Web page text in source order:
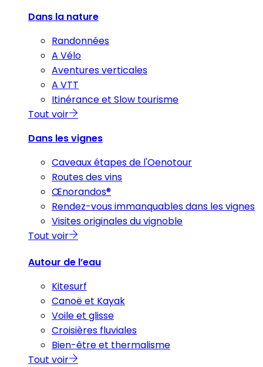
Dans la nature
Randonnées
A Vélo
Aventures verticales
A VTT
Itinérance et Slow tourisme
Tout voir
Dans les vignes
Caveaux étapes de l'Oenotour
Routes des vins
Œnorandos®
Rendez-vous immanquables dans les vignes
Visites originales du vignoble
Tout voir
Autour de l’eau
Kitesurf
Canoë et Kayak
Voile et glisse
Croisières fluviales
Bien-être et thermalisme
Tout voir